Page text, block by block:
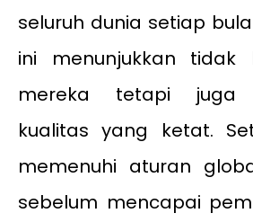
seluruh dunia setiap
ini menunjukkan tidak
mereka tetapi juga
kualitas yang ketat.
memenuhi aturan
sebelum mencapai